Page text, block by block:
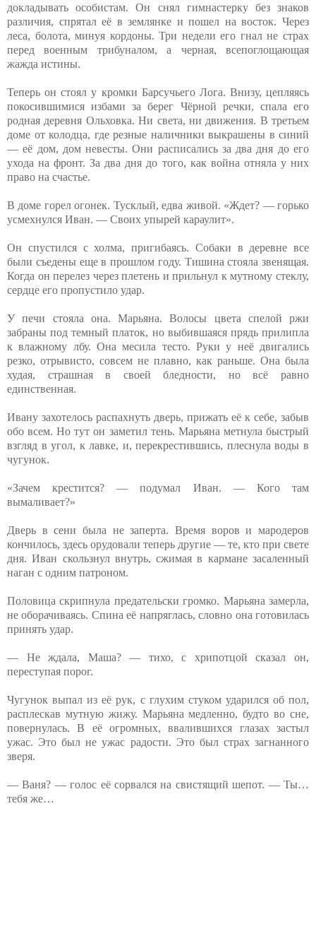
докладывать особистам. Он снял гимнастерку без знаков
различия, спрятал её в землянке и пошел на восток. Через
леса, болота, минуя кордоны. Три недели его гнал не страх
перед военным трибуналом, а черная, всепоглощающая
жажда истины.
Теперь он стоял у кромки Барсучьего Лога. Внизу, цепляясь
покосившимися избами за берег Чёрной речки, спала его
родная деревня Ольховка. Ни света, ни движения. В третьем
доме от колодца, где резные наличники выкрашены в синий
— её дом, дом невесты. Они расписались за два дня до его
ухода на фронт. За два дня до того, как война отняла у них
право на счастье.
В доме горел огонек. Тусклый, едва живой. «Ждет? — горько
усмехнулся Иван. — Своих упырей караулит».
Он спустился с холма, пригибаясь. Собаки в деревне все
были съедены еще в прошлом году. Тишина стояла звенящая.
Когда он перелез через плетень и прильнул к мутному стеклу,
сердце его пропустило удар.
У печи стояла она. Марьяна. Волосы цвета спелой ржи
забраны под темный платок, но выбившаяся прядь прилипла
к влажному лбу. Она месила тесто. Руки у неё двигались
резко, отрывисто, совсем не плавно, как раньше. Она была
худая, страшная в своей бледности, но всё равно
единственная.
Ивану захотелось распахнуть дверь, прижать её к себе, забыв
обо всем. Но тут он заметил тень. Марьяна метнула быстрый
взгляд в угол, к лавке, и, перекрестившись, плеснула воды в
чугунок.
«Зачем крестится? — подумал Иван. — Кого там
вымаливает?»
Дверь в сени была не заперта. Время воров и мародеров
кончилось, здесь орудовали теперь другие — те, кто при свете
дня. Иван скользнул внутрь, сжимая в кармане засаленный
наган с одним патроном.
Половица скрипнула предательски громко. Марьяна замерла,
не оборачиваясь. Спина её напряглась, словно она готовилась
принять удар.
— Не ждала, Маша? — тихо, с хрипотцой сказал он,
переступая порог.
Чугунок выпал из её рук, с глухим стуком ударился об пол,
расплескав мутную жижу. Марьяна медленно, будто во сне,
повернулась. В её огромных, ввалившихся глазах застыл
ужас. Это был не ужас радости. Это был страх загнанного
зверя.
— Ваня? — голос её сорвался на свистящий шепот. — Ты…
тебя же…